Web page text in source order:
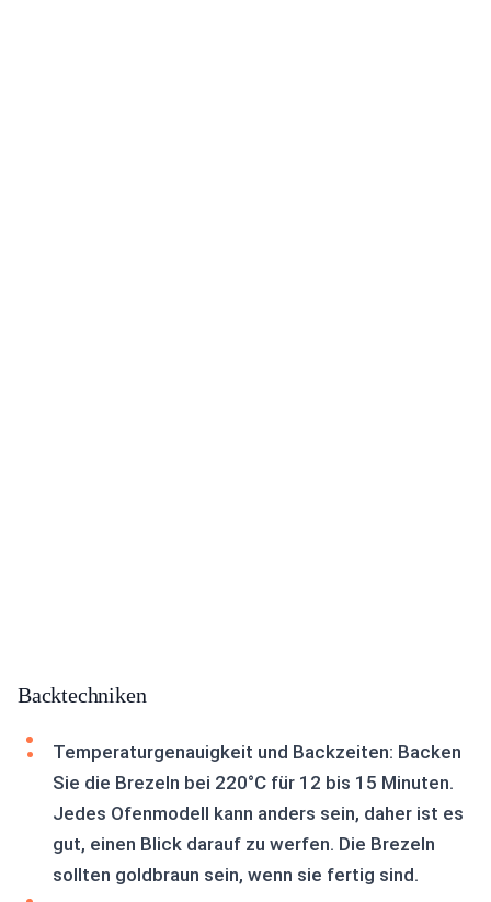
Backtechniken
Temperaturgenauigkeit und Backzeiten: Backen
Sie die Brezeln bei 220°C für 12 bis 15 Minuten.
Jedes Ofenmodell kann anders sein, daher ist es
gut, einen Blick darauf zu werfen. Die Brezeln
sollten goldbraun sein, wenn sie fertig sind.